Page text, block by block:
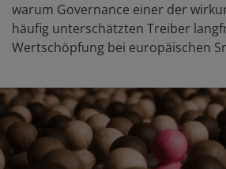
warum Governance einer der
häufig unterschätzten Treiber
Wertschöpfung bei europäischen